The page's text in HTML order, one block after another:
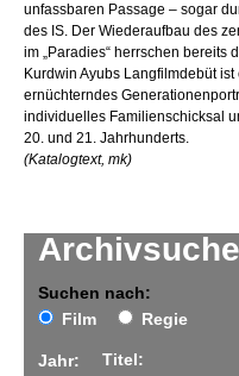
Archivsuche
Suchen nach:
Film
Regie
Jahr: Titel:
unfassbaren Passage – sogar
des IS. Der Wiederaufbau des
im „Paradies“ herrschen bereits
Kurdwin Ayubs Langfilmdebüt
ernüchterndes
individuelles Familienschicksal
20. und 21. Jahrhunderts.
(Katalogtext, mk)